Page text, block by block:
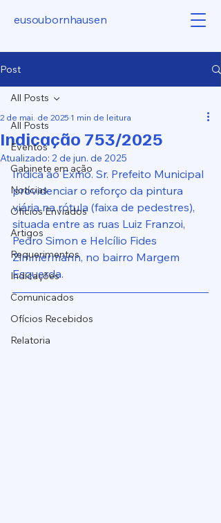
eusoubornhausen
Post
All Posts
Eventos
Gabinete em ação
Notícias
Ofícios Enviados
Artigos
Requerimentos
Indicações
Comunicados
Ofícios Recebidos
Relatoria
All Posts
Indicação 753/2025
2 de mai. de 2025 1 min de leitura
Atualizado: 2 de jun. de 2025
Indica ao Exmo. Sr. Prefeito Municipal
providenciar o reforço da pintura
viária na rótula (faixa de pedestres),
situada entre as ruas Luiz Franzoi,
Pedro Simon e Helcílio Fides
Zimmermann, no bairro Margem
Esquerda.